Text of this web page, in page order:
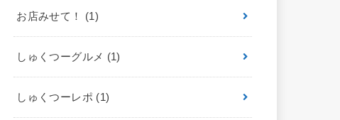
お店みせて！ (1)
しゅくつーグルメ (1)
しゅくつーレポ (1)